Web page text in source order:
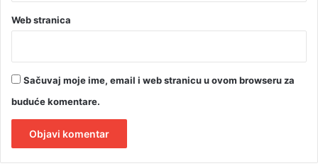
Web stranica
Sačuvaj moje ime, email i web stranicu u ovom browseru za
buduće komentare.